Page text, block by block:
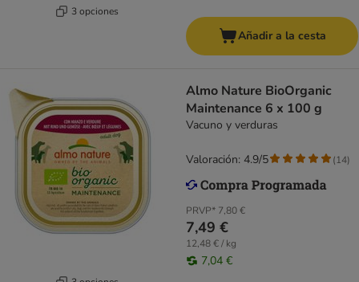
3 opciones
Añadir a la cesta
Almo Nature BioOrganic
Maintenance 6 x 100 g
Vacuno y verduras
PRVP* 7,80 €
7,49 €
12,48 € / kg
7,04 €
Valoración: 4.9/5 (14)